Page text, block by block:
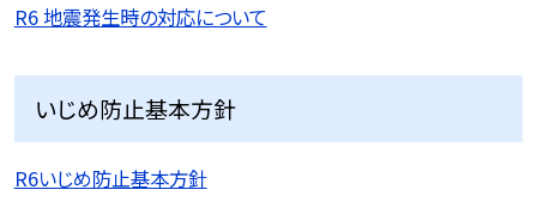
R6 地震発生時の対応について
いじめ防止基本方針
R6いじめ防止基本方針